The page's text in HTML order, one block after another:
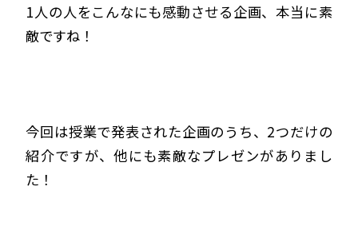
1人の人をこんなにも感動させる企画、本当に素
敵ですね！
今回は授業で発表された企画のうち、2つだけの
紹介ですが、他にも素敵なプレゼンがありまし
た！